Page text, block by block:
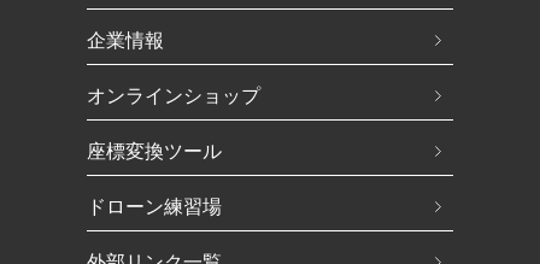
企業情報
オンラインショップ
座標変換ツール
ドローン練習場